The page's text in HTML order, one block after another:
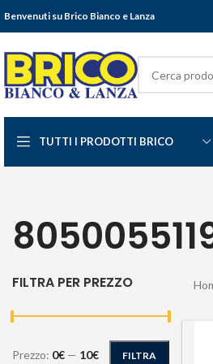
Benvenuti su Brico Bianco e Lanza
TUTTI I PRODOTTI BRICO
FILTRA PER PREZZO
FILTRA
Prezzo: 0€ — 10€